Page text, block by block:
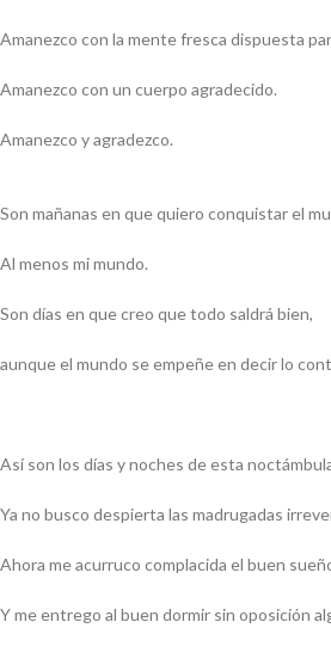
Amanezco con la mente fresca dispuesta
Amanezco con un cuerpo agradecido.
Amanezco y agradezco.
Son mañanas en que quiero conquistar el
Al menos mi mundo.
Son días en que creo que todo saldrá bien,
aunque el mundo se empeñe en decir lo
Así son los días y noches de esta
Ya no busco despierta las madrugadas
Ahora me acurruco complacida el buen
Y me entrego al buen dormir sin oposición